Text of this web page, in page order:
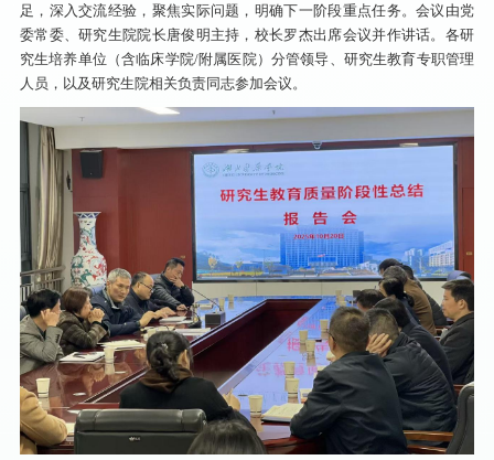
足，深入交流经验，聚焦实际问题，明确下一阶段重点任务。会议由党
委常委、研究生院院长唐俊明主持，校长罗杰出席会议并作讲话。各研
究生培养单位（含临床学院/附属医院）分管领导、研究生教育专职管理
人员，以及研究生院相关负责同志参加会议。